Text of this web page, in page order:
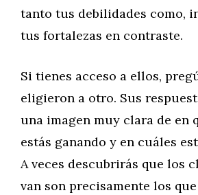
tanto tus debilidades como,
tus fortalezas en contraste.
Si tienes acceso a ellos,
eligieron a otro. Sus
una imagen muy clara de en
estás ganando y en cuáles
A veces descubrirás que los
van son precisamente los